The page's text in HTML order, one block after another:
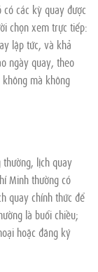
các kỳ quay được
chọn xem trực tiếp:
lập tức, và khả
ngày quay, theo
mà không
lịch quay
Minh thường có
quay chính thức để
là buổi chiều;
hoặc đăng ký